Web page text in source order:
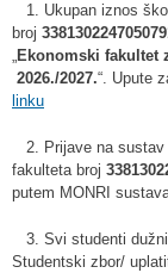
1. Ukupan iznos
broj
„Ekonomski
2026./2027.“. Upute
linku
2. Prijave na sustav
fakulteta broj
putem MONRI
3. Svi studenti
Studentski zbor/